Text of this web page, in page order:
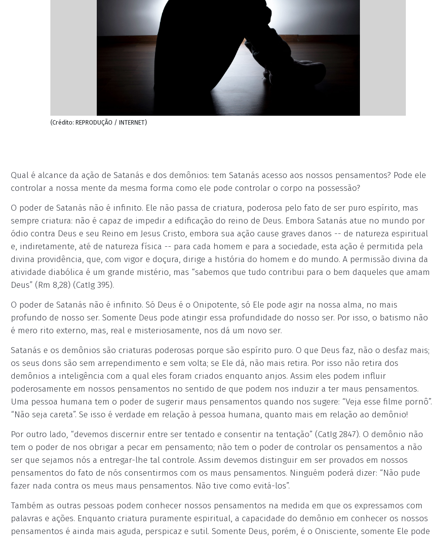
(Crédito: REPRODUÇÃO / INTERNET)
Qual é alcance da ação de Satanás e dos demônios: tem Satanás acesso aos nossos pensamentos? Pode ele
controlar a nossa mente da mesma forma como ele pode controlar o corpo na possessão?
O poder de Satanás não é infinito. Ele não passa de criatura, poderosa pelo fato de ser puro espírito, mas
sempre criatura: não é capaz de impedir a edificação do reino de Deus. Embora Satanás atue no mundo por
ódio contra Deus e seu Reino em Jesus Cristo, embora sua ação cause graves danos -- de natureza espiritual
e, indiretamente, até de natureza física -- para cada homem e para a sociedade, esta ação é permitida pela
divina providência, que, com vigor e doçura, dirige a história do homem e do mundo. A permissão divina da
atividade diabólica é um grande mistério, mas “sabemos que tudo contribui para o bem daqueles que amam
Deus” (Rm 8,28) (CatIg 395).
O poder de Satanás não é infinito. Só Deus é o Onipotente, só Ele pode agir na nossa alma, no mais
profundo de nosso ser. Somente Deus pode atingir essa profundidade do nosso ser. Por isso, o batismo não
é mero rito externo, mas, real e misteriosamente, nos dá um novo ser.
Satanás e os demônios são criaturas poderosas porque são espírito puro. O que Deus faz, não o desfaz mais;
os seus dons são sem arrependimento e sem volta; se Ele dá, não mais retira. Por isso não retira dos
demônios a inteligência com a qual eles foram criados enquanto anjos. Assim eles podem influir
poderosamente em nossos pensamentos no sentido de que podem nos induzir a ter maus pensamentos.
Uma pessoa humana tem o poder de sugerir maus pensamentos quando nos sugere: “Veja esse filme pornô”.
“Não seja careta”. Se isso é verdade em relação à pessoa humana, quanto mais em relação ao demônio!
Por outro lado, “devemos discernir entre ser tentado e consentir na tentação” (CatIg 2847). O demônio não
tem o poder de nos obrigar a pecar em pensamento; não tem o poder de controlar os pensamentos a não
ser que sejamos nós a entregar-lhe tal controle. Assim devemos distinguir em ser provados em nossos
pensamentos do fato de nós consentirmos com os maus pensamentos. Ninguém poderá dizer: “Não pude
fazer nada contra os meus maus pensamentos. Não tive como evitá-los”.
Também as outras pessoas podem conhecer nossos pensamentos na medida em que os expressamos com
palavras e ações. Enquanto criatura puramente espiritual, a capacidade do demônio em conhecer os nossos
pensamentos é ainda mais aguda, perspicaz e sutil. Somente Deus, porém, é o Onisciente, somente Ele pode